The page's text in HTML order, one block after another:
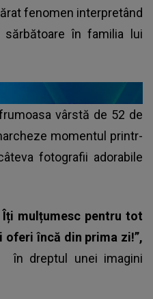
fenomen interpretând
în familia lui
vârstă de 52 de
momentul printr-
fotografii adorabile
mulțumesc pentru tot
încă din prima zi!”,
în dreptul unei imagini